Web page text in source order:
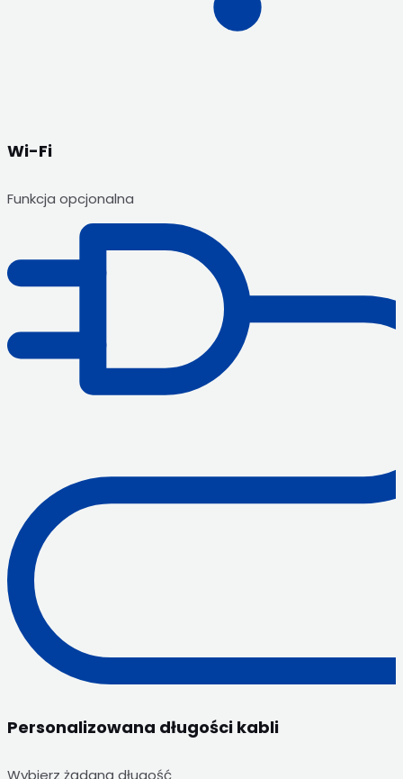
Wi-Fi
Funkcja opcjonalna
Personalizowana długości kabli
Wybierz żądaną długość